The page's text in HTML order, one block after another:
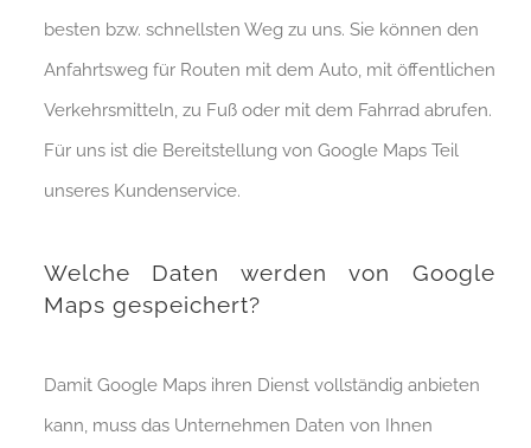
besten bzw. schnellsten Weg zu uns. Sie können den
Anfahrtsweg für Routen mit dem Auto, mit öffentlichen
Verkehrsmitteln, zu Fuß oder mit dem Fahrrad abrufen.
Für uns ist die Bereitstellung von Google Maps Teil
unseres Kundenservice.
Welche Daten werden von Google
Maps gespeichert?
Damit Google Maps ihren Dienst vollständig anbieten
kann, muss das Unternehmen Daten von Ihnen